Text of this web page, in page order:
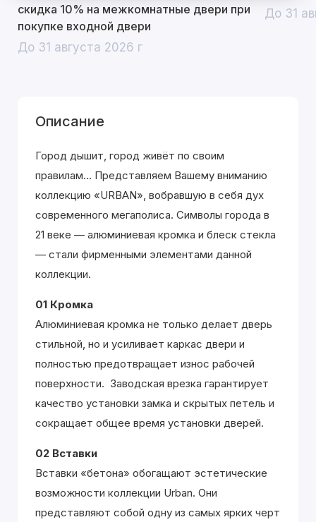
скидка 10% на межкомнатные двери при
покупке входной двери
До 31 августа 2026 г
До 31
Описание
Город дышит, город живёт по своим
правилам... Представляем Вашему вниманию
коллекцию «URBAN», вобравшую в себя дух
современного мегаполиса. Символы города в
21 веке — алюминиевая кромка и блеск стекла
— стали фирменными элементами данной
коллекции.
01 Кромка
Алюминиевая кромка не только делает дверь
стильной, но и усиливает каркас двери и
полностью предотвращает износ рабочей
поверхности. Заводская врезка гарантирует
качество установки замка и скрытых петель и
сокращает общее время установки дверей.
02 Вставки
Вставки «бетона» обогащают эстетические
возможности коллекции Urban. Они
представляют собой одну из самых ярких черт